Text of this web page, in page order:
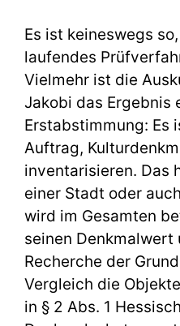
Es ist keineswegs
laufendes
Vielmehr ist die
Jakobi das Ergebnis
Erstabstimmung: Es
Auftrag,
inventarisieren. Das
einer Stadt oder
wird im Gesamten
seinen Denkmalwert
Recherche der
Vergleich die
in § 2 Abs. 1